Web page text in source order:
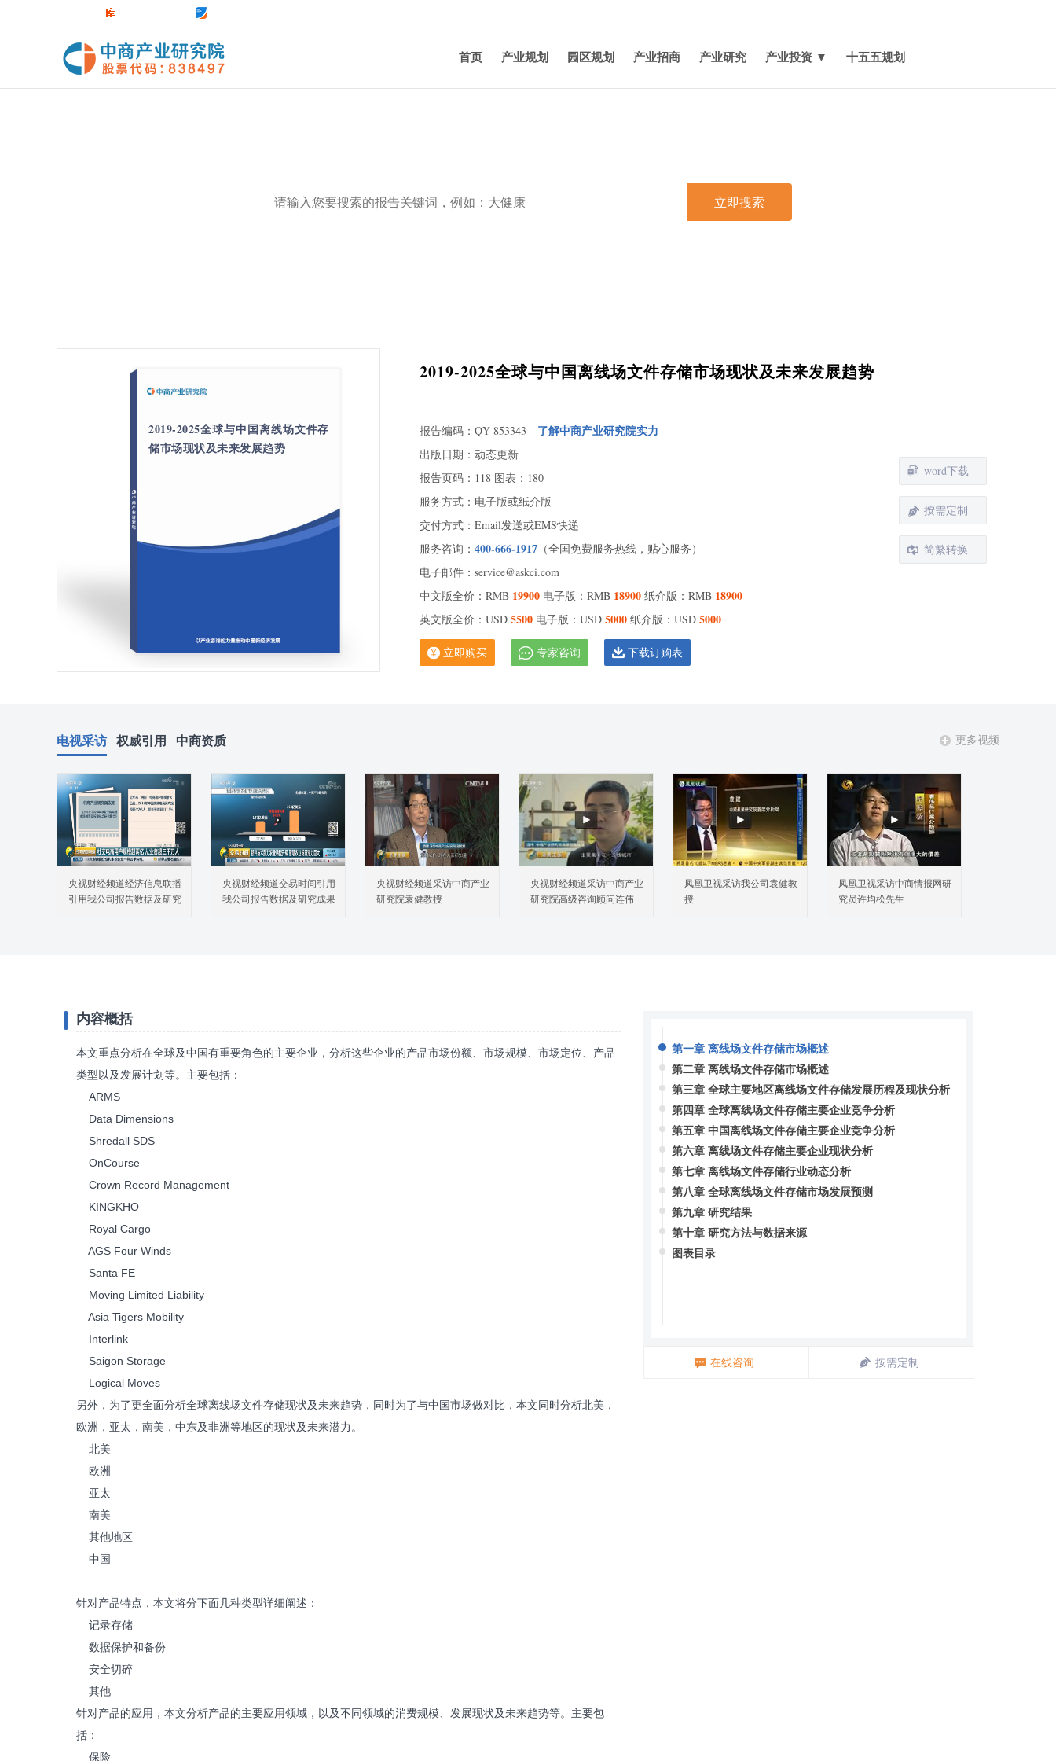
首页 产业规划 园区规划 产业招商 产业研究 产业投资 ▼ 十五五规划
立即搜索
2019-2025全球与中国离线场文件存
储市场现状及未来发展趋势
2019-2025全球与中国离线场文件存储市场现状及未来发展趋势
报告编码：QY 853343 了解中商产业研究院实力
出版日期：动态更新
报告页码：118 图表：180
服务方式：电子版或纸介版
交付方式：Email发送或EMS快递
服务咨询： 400-666-1917 （全国免费服务热线，贴心服务）
电子邮件：service@askci.com
中文版全价：RMB 19900 电子版：RMB 18900 纸介版：RMB 18900
英文版全价：USD 5500 电子版：USD 5000 纸介版：USD 5000
立即购买 专家咨询 下载订购表
word下载
按需定制
简繁转换
电视采访 权威引用 中商资质
央视财经频道经济信息联播
引用我公司报告数据及研究
央视财经频道交易时间引用
我公司报告数据及研究成果
央视财经频道采访中商产业
研究院袁健教授
央视财经频道采访中商产业
研究院高级咨询顾问连伟
凤凰卫视采访我公司袁健教
授
凤凰卫视采访中商情报网研
究员许均松先生
更多视频
内容概括
本文重点分析在全球及中国有重要角色的主要企业，分析这些企业的产品市场份额、市场规模、市场定位、产品
类型以及发展计划等。主要包括：
ARMS
Data Dimensions
Shredall SDS
OnCourse
Crown Record Management
KINGKHO
Royal Cargo
AGS Four Winds
Santa FE
Moving Limited Liability
Asia Tigers Mobility
Interlink
Saigon Storage
Logical Moves
另外，为了更全面分析全球离线场文件存储现状及未来趋势，同时为了与中国市场做对比，本文同时分析北美，
欧洲，亚太，南美，中东及非洲等地区的现状及未来潜力。
北美
欧洲
亚太
南美
其他地区
中国
针对产品特点，本文将分下面几种类型详细阐述：
记录存储
数据保护和备份
安全切碎
其他
针对产品的应用，本文分析产品的主要应用领域，以及不同领域的消费规模、发展现状及未来趋势等。主要包
括：
保险
第一章 离线场文件存储市场概述
第二章 离线场文件存储市场概述
第三章 全球主要地区离线场文件存储发展历程及现状分析
第四章 全球离线场文件存储主要企业竞争分析
第五章 中国离线场文件存储主要企业竞争分析
第六章 离线场文件存储主要企业现状分析
第七章 离线场文件存储行业动态分析
第八章 全球离线场文件存储市场发展预测
第九章 研究结果
第十章 研究方法与数据来源
图表目录
在线咨询 按需定制